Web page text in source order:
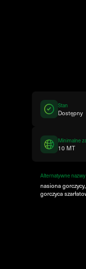
Stan
Dostępny
Minimalne
10 MT
Alternatywne nazwy
nasiona
gorczyca